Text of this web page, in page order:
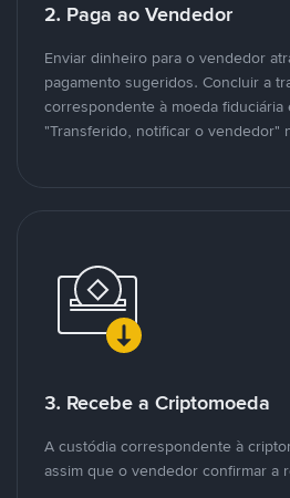
2. Paga ao Vendedor
Enviar dinheiro para o vendedor
pagamento sugeridos. Concluir a
correspondente à moeda fiduciária
"Transferido, notificar o vendedor"
3. Recebe a Criptomoeda
A custódia correspondente à
assim que o vendedor confirmar a